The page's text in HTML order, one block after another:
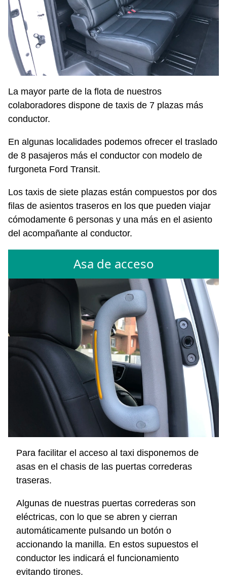
La mayor parte de la flota de nuestros
colaboradores dispone de taxis de 7 plazas más
conductor.
En algunas localidades podemos ofrecer el traslado
de 8 pasajeros más el conductor con modelo de
furgoneta Ford Transit.
Los taxis de siete plazas están compuestos por dos
filas de asientos traseros en los que pueden viajar
cómodamente 6 personas y una más en el asiento
del acompañante al conductor.
Asa de acceso
Para facilitar el acceso al taxi disponemos de
asas en el chasis de las puertas correderas
traseras.
Algunas de nuestras puertas correderas son
eléctricas, con lo que se abren y cierran
automáticamente pulsando un botón o
accionando la manilla. En estos supuestos el
conductor les indicará el funcionamiento
evitando tirones.